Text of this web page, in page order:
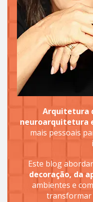
Arquitetura
neuroarquitetura
mais pessoais
Este blog
decoração, da
ambientes e
transformar